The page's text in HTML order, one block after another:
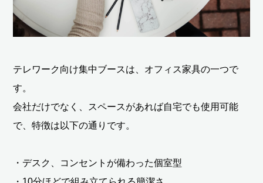
テレワーク向け集中ブースは、オフィス家具の一つで
す。
会社だけでなく、スペースがあれば自宅でも使用可能
で、特徴は以下の通りです。
・デスク、コンセントが備わった個室型